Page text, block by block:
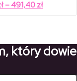
cen:
od
59,00 zł
– 491,40 złZakres
cen:
491,40 zł
który dowie